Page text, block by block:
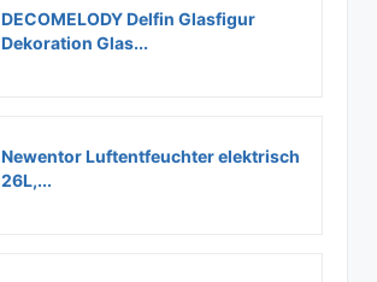
DECOMELODY Delfin Glasfigur
Dekoration Glas...
Newentor Luftentfeuchter elektrisch
26L,...